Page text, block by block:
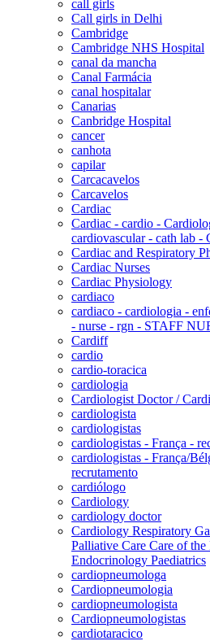
call girls
Call girls in Delhi
Cambridge
Cambridge NHS Hospital
canal da mancha
Canal Farmácia
canal hospitalar
Canarias
Canbridge Hospital
cancer
canhota
capilar
Carcacavelos
Carcavelos
Cardiac
Cardiac - cardio -
cardiovascular - cath lab
Cardiac and Respiratory
Cardiac Nurses
Cardiac Physiology
cardiaco
cardiaco - cardiologia -
- nurse - rgn - STAFF
Cardiff
cardio
cardio-toracica
cardiologia
Cardiologist Doctor /
cardiologista
cardiologistas
cardiologistas - França -
cardiologistas - França/
recrutamento
cardiólogo
Cardiology
cardiology doctor
Cardiology Respiratory
Palliative Care Care of
Endocrinology Paediatrics
cardiopneumologa
Cardiopneumologia
cardiopneumologista
Cardiopneumologistas
cardiotaracico